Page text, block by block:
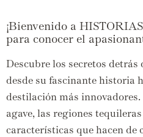
¡Bienvenido a
para conocer el
Descubre los secretos
desde su fascinante historia
destilación más
agave, las regiones
características que hacen de